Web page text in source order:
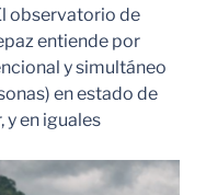
observatorio de
entiende por
y simultáneo
en estado de
y en iguales